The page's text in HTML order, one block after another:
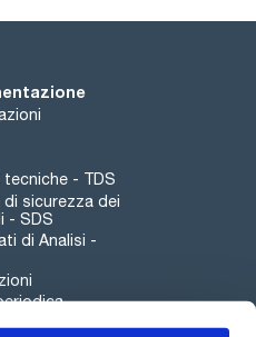
tecniche - TDS
di sicurezza dei
- SDS
di Analisi -